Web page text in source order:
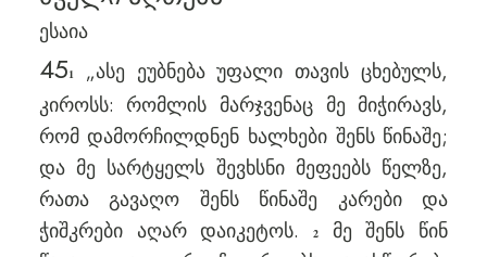
ესაია
451
„ასე ეუბნება უფალი თავის ცხებულს,
კიროსს: რომლის მარჯვენაც მე მიჭირავს,
რომ დამორჩილდნენ ხალხები შენს წინაშე;
და მე სარტყელს შევხსნი მეფეებს წელზე,
რათა გავაღო შენს წინაშე კარები და
ჭიშკრები აღარ დაიკეტოს.
2
მე შენს წინ